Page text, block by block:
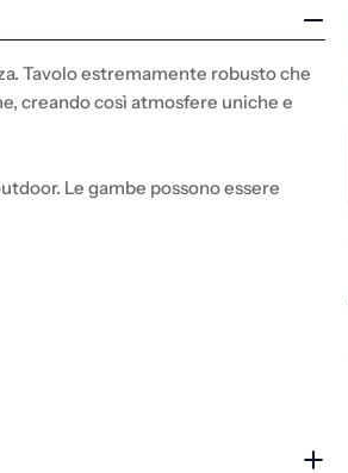
Tavolo estremamente robusto che
creando così atmosfere uniche e
Le gambe possono essere